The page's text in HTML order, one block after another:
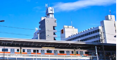
効果が期待できる？週に何回くらいやれ